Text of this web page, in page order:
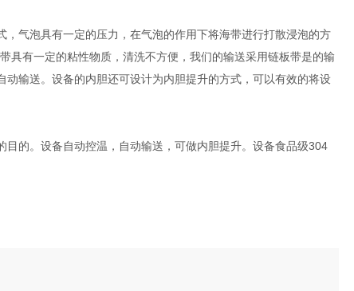
气泡具有一定的压力，在气泡的作用下将海带进行打散浸泡的方
具有一定的粘性物质，清洗不方便，我们的输送采用链板带是的输
输送。设备的内胆还可设计为内胆提升的方式，可以有效的将设
的。设备自动控温，自动输送，可做内胆提升。设备食品级304